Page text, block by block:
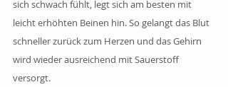
sich schwach fühlt, legt sich am besten mit
leicht erhöhten Beinen hin. So gelangt das Blut
schneller zurück zum Herzen und das Gehirn
wird wieder ausreichend mit Sauerstoff
versorgt.